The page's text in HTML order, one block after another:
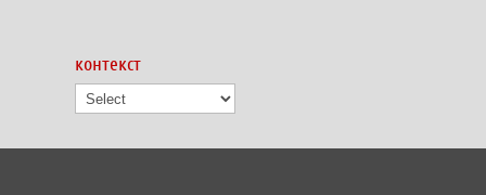
контекст